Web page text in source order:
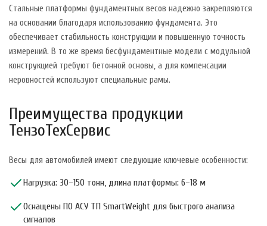
Стальные платформы фундаментных весов надежно закрепляются
на основании благодаря использованию фундамента. Это
обеспечивает стабильность конструкции и повышенную точность
измерений. В то же время бесфундаментные модели с модульной
конструкцией требуют бетонной основы, а для компенсации
неровностей используют специальные рамы.
Преимущества продукции
ТензоТехСервис
Весы для автомобилей имеют следующие ключевые особенности:
Нагрузка: 30–150 тонн, длина платформы: 6–18 м
Оснащены ПО АСУ ТП SmartWeight для быстрого анализа
сигналов